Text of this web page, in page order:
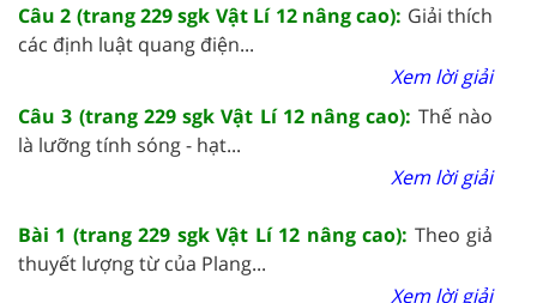
Câu 2 (trang 229 sgk Vật Lí 12 nâng cao): Giải thích
các định luật quang điện...
Xem lời giải
Câu 3 (trang 229 sgk Vật Lí 12 nâng cao): Thế nào
là lưỡng tính sóng - hạt...
Xem lời giải
Bài 1 (trang 229 sgk Vật Lí 12 nâng cao): Theo giả
thuyết lượng từ của Plang...
Xem lời giải